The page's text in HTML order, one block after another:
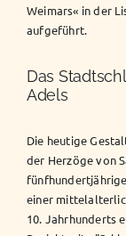
Weimars« in der
aufgeführt.
Das
Adels
Die heutige
der Herzöge von
einer
10. Jahrhunderts